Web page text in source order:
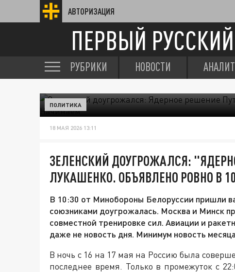
АВТОРИЗАЦИЯ
ПЕРВЫЙ РУССКИЙ
РУБРИКИ НОВОСТИ
ПОЛИТИКА
18 МАЯ 2026 13:11
ЗЕЛЕНСКИЙ ДОУГРОЖАЛСЯ:
ЛУКАШЕНКО. ОБЪЯВЛЕНО РОВНО В
В 10:30 от Минобороны Белоруссии пришли
союзниками доугрожалась. Москва и Минск
совместной тренировке сил. Авиации и
даже не новость дня. Минимум новость
В ночь с 16 на 17 мая на Россию была
последнее время. Только в промежуток с